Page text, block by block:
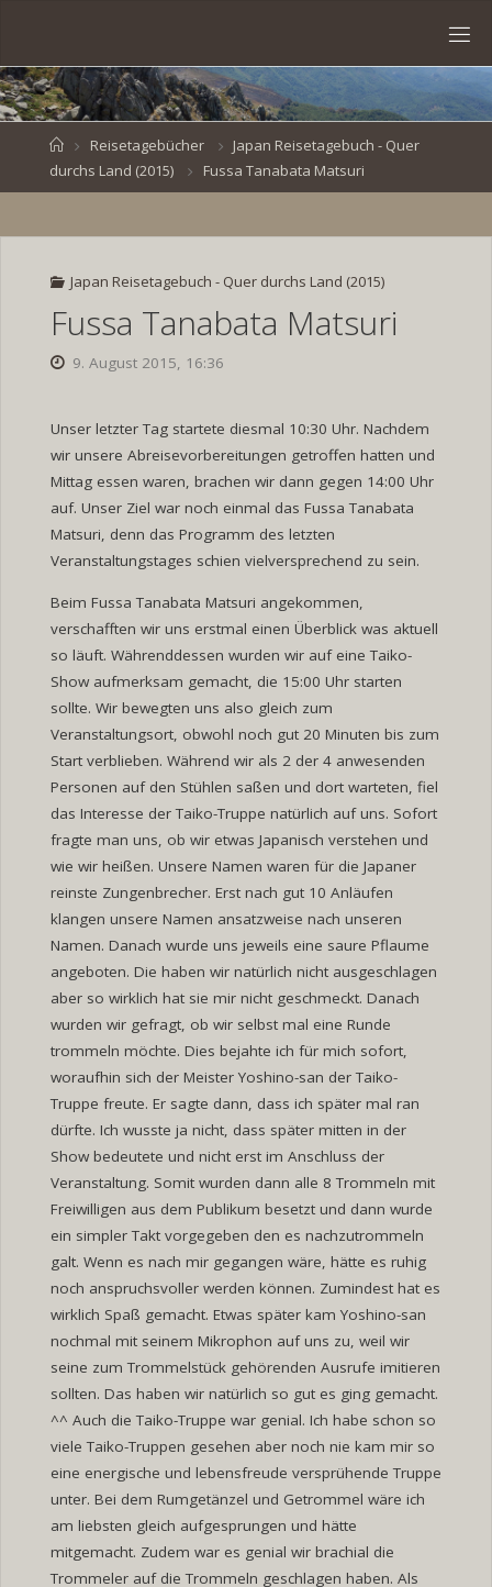
content
VEN
BR
HomeReisetagebücher
Japan Reisetagebuch - Quer
durchs Land (2015)
Fussa Tanabata Matsuri
Japan Reisetagebuch - Quer durchs Land (2015)
Fussa Tanabata Matsuri
9. August 2015, 16:36
Unser letzter Tag startete diesmal 10:30 Uhr. Nachdem
wir unsere Abreisevorbereitungen getroffen hatten und
Mittag essen waren, brachen wir dann gegen 14:00 Uhr
auf. Unser Ziel war noch einmal das Fussa Tanabata
Matsuri, denn das Programm des letzten
Veranstaltungstages schien vielversprechend zu sein.
Beim Fussa Tanabata Matsuri angekommen,
verschafften wir uns erstmal einen Überblick was aktuell
so läuft. Währenddessen wurden wir auf eine Taiko-
Show aufmerksam gemacht, die 15:00 Uhr starten
sollte. Wir bewegten uns also gleich zum
Veranstaltungsort, obwohl noch gut 20 Minuten bis zum
Start verblieben. Während wir als 2 der 4 anwesenden
Personen auf den Stühlen saßen und dort warteten, fiel
das Interesse der Taiko-Truppe natürlich auf uns. Sofort
fragte man uns, ob wir etwas Japanisch verstehen und
wie wir heißen. Unsere Namen waren für die Japaner
reinste Zungenbrecher. Erst nach gut 10 Anläufen
klangen unsere Namen ansatzweise nach unseren
Namen. Danach wurde uns jeweils eine saure Pflaume
angeboten. Die haben wir natürlich nicht ausgeschlagen
aber so wirklich hat sie mir nicht geschmeckt. Danach
wurden wir gefragt, ob wir selbst mal eine Runde
trommeln möchte. Dies bejahte ich für mich sofort,
woraufhin sich der Meister Yoshino-san der Taiko-
Truppe freute. Er sagte dann, dass ich später mal ran
dürfte. Ich wusste ja nicht, dass später mitten in der
Show bedeutete und nicht erst im Anschluss der
Veranstaltung. Somit wurden dann alle 8 Trommeln mit
Freiwilligen aus dem Publikum besetzt und dann wurde
ein simpler Takt vorgegeben den es nachzutrommeln
galt. Wenn es nach mir gegangen wäre, hätte es ruhig
noch anspruchsvoller werden können. Zumindest hat es
wirklich Spaß gemacht. Etwas später kam Yoshino-san
nochmal mit seinem Mikrophon auf uns zu, weil wir
seine zum Trommelstück gehörenden Ausrufe imitieren
sollten. Das haben wir natürlich so gut es ging gemacht.
^^ Auch die Taiko-Truppe war genial. Ich habe schon so
viele Taiko-Truppen gesehen aber noch nie kam mir so
eine energische und lebensfreude versprühende Truppe
unter. Bei dem Rumgetänzel und Getrommel wäre ich
am liebsten gleich aufgesprungen und hätte
mitgemacht. Zudem war es genial wir brachial die
Trommeler auf die Trommeln geschlagen haben. Als